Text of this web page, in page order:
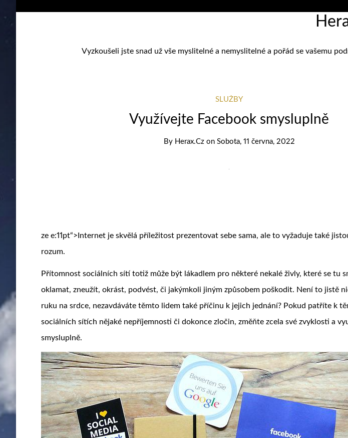
Vyzkoušeli jste snad už vše myslitelné a nemyslitelné a pořád se vašemu
SLUŽBY
Využívejte Facebook smysluplně
By Herax.cz on Sobota, 11 června, 2022
ze e:11pt“> Internet je skvělá příležitost prezentovat sebe sama, ale to vyžaduje také
rozum.
Přítomnost sociálních sítí totiž může být lákadlem pro některé nekalé živly, které se tu
oklamat, zneužít, okrást, podvést, či jakýmkoli jiným způsobem poškodit. Není to jistě
ruku na srdce, nezavdáváte těmto lidem také příčinu k jejich jednání? Pokud patříte k
sociálních sítích nějaké nepříjemnosti či dokonce zločin, změňte zcela své zvyklosti a
smysluplně.